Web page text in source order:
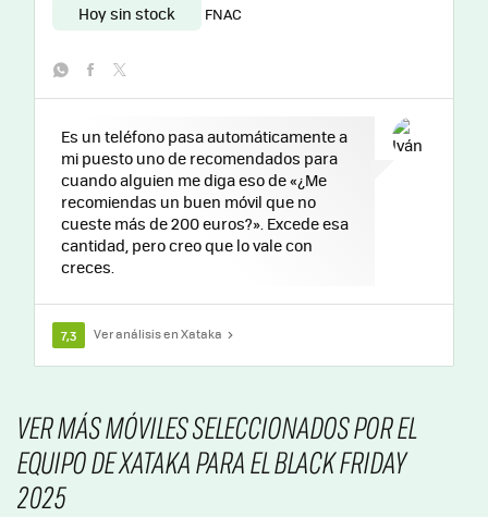
Hoy sin stock FNAC
Es un teléfono pasa automáticamente a
mi puesto uno de recomendados para
cuando alguien me diga eso de «¿Me
recomiendas un buen móvil que no
cueste más de 200 euros?». Excede esa
cantidad, pero creo que lo vale con
creces.
7,3 Ver análisis en Xataka
VER MÁS MÓVILES SELECCIONADOS POR EL
EQUIPO DE XATAKA PARA EL BLACK FRIDAY
2025